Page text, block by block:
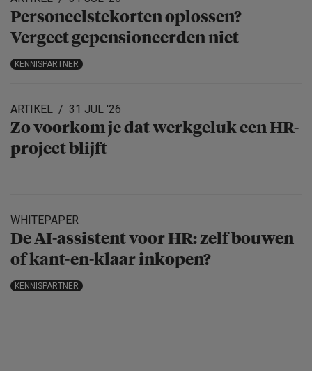
Personeels­te­korten oplossen?
Vergeet gepensio­neerden niet
KENNISPARTNER
ARTIKEL 31 JUL '26
Zo voorkom je dat werkgeluk een HR-
project blijft
WHITEPAPER
De AI-assistent voor HR: zelf bouwen
of kant-en-klaar inkopen?
KENNISPARTNER